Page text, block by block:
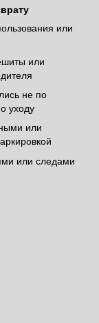
или
или
не по
уходу
или
или следами